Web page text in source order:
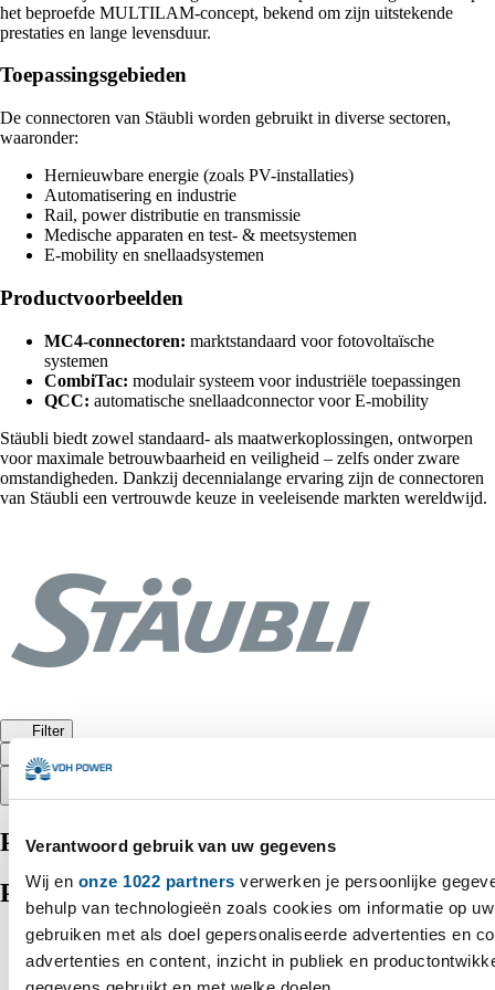
Verantwoord gebruik van uw gegevens
Wij en onze 1022 partners verwerken je persoonlijke
behulp van technologieën zoals cookies om informatie op
gebruiken met als doel gepersonaliseerde advertenties en
advertenties en content, inzicht in publiek en
het beproefde MULTILAM-concept, bekend om zijn uitstekende
prestaties en lange levensduur.
Toepassingsgebieden
De connectoren van Stäubli worden gebruikt in diverse sectoren,
waaronder:
Hernieuwbare energie (zoals PV-installaties)
Automatisering en industrie
Rail, power distributie en transmissie
Medische apparaten en test- & meetsystemen
E-mobility en snellaadsystemen
Productvoorbeelden
MC4-connectoren: marktstandaard voor fotovoltaïsche
systemen
CombiTac: modulair systeem voor industriële toepassingen
QCC: automatische snellaadconnector voor E-mobility
Stäubli biedt zowel standaard- als maatwerkoplossingen, ontworpen
voor maximale betrouwbaarheid en veiligheid – zelfs onder zware
omstandigheden. Dankzij decennialange ervaring zijn de connectoren
van Stäubli een vertrouwde keuze in veeleisende markten wereldwijd.
Filter
Sorteer op:
Producten
Producten